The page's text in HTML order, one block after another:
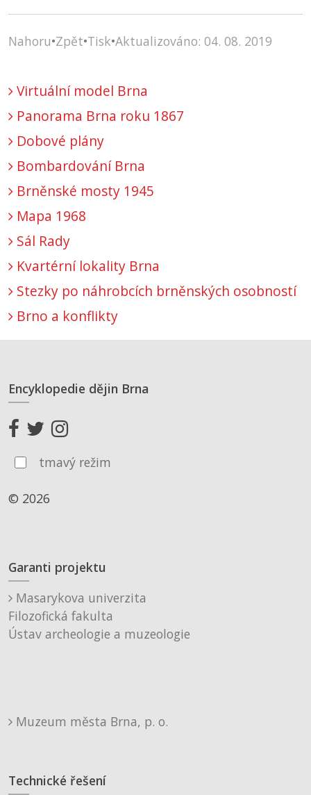
Nahoru•Zpět•Tisk•Aktualizováno: 04. 08. 2019
Virtuální model Brna
Panorama Brna roku 1867
Dobové plány
Bombardování Brna
Brněnské mosty 1945
Mapa 1968
Sál Rady
Kvartérní lokality Brna
Stezky po náhrobcích brněnských osobností
Brno a konflikty
Encyklopedie dějin Brna
tmavý režim
© 2026
Garanti projektu
Masarykova univerzita
Filozofická fakulta
Ústav archeologie a muzeologie
Muzeum města Brna, p. o.
Technické řešení